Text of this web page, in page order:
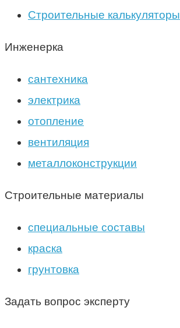
Строительные калькуляторы
Инженерка
сантехника
электрика
отопление
вентиляция
металлоконструкции
Строительные материалы
специальные составы
краска
грунтовка
Задать вопрос эксперту